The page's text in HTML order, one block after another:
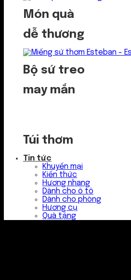
Món quà
dễ thương
Bộ sứ treo
may mắn
Túi thơm
Tin tức
Khuyến mại
Kiến thức
Hương nhang
Dành cho ô tô
Dành cho phòng
Hương cụ
Quà tặng